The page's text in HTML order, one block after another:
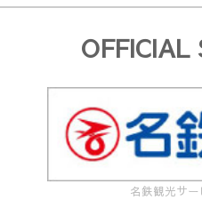
OFFICIAL
名鉄観光サ